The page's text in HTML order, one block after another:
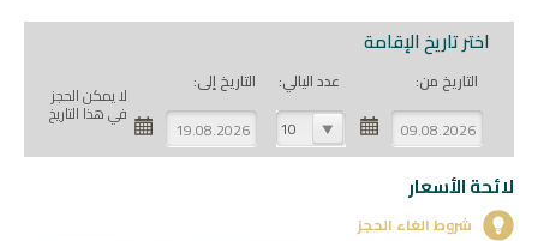
اختر تاريخ الإقامة
التاريخ من:
عدد اليالي:
10
التاريخ إلى:
لا يمكن الحجز
في هذا التاريخ
لائحة الأسعار
شروط الغاء الحجز